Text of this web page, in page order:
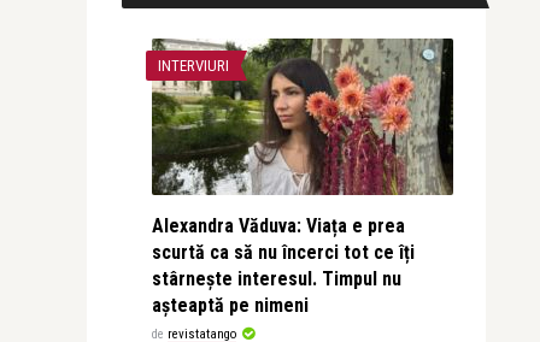
INTERVIURI
Alexandra Văduva: Viața e prea
scurtă ca să nu încerci tot ce îți
stârnește interesul. Timpul nu
așteaptă pe nimeni
de revistatango